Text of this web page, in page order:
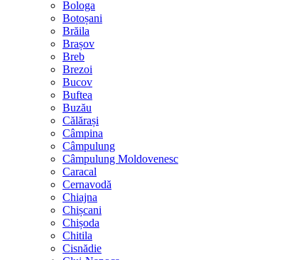
Bologa
Botoșani
Brăila
Brașov
Breb
Brezoi
Bucov
Buftea
Buzău
Călărași
Câmpina
Câmpulung
Câmpulung Moldovenesc
Caracal
Cernavodă
Chiajna
Chișcani
Chișoda
Chitila
Cisnădie